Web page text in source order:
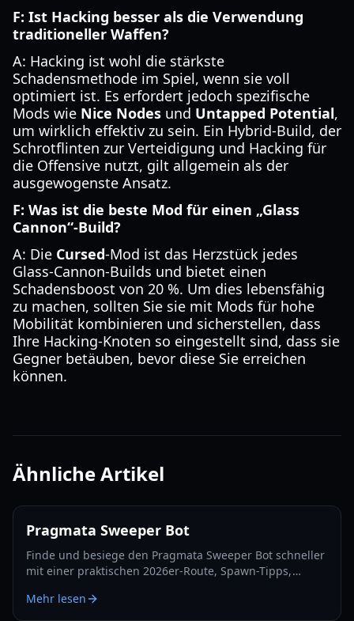
F: Ist Hacking besser als die Verwendung
traditioneller Waffen?
A: Hacking ist wohl die stärkste
Schadensmethode im Spiel, wenn sie voll
optimiert ist. Es erfordert jedoch spezifische
Mods wie Nice Nodes und Untapped Potential,
um wirklich effektiv zu sein. Ein Hybrid-Build, der
Schrotflinten zur Verteidigung und Hacking für
die Offensive nutzt, gilt allgemein als der
ausgewogenste Ansatz.
F: Was ist die beste Mod für einen „Glass
Cannon“-Build?
A: Die Cursed-Mod ist das Herzstück jedes
Glass-Cannon-Builds und bietet einen
Schadensboost von 20 %. Um dies lebensfähig
zu machen, sollten Sie sie mit Mods für hohe
Mobilität kombinieren und sicherstellen, dass
Ihre Hacking-Knoten so eingestellt sind, dass sie
Gegner betäuben, bevor diese Sie erreichen
können.
Ähnliche Artikel
Pragmata Sweeper Bot
Finde und besiege den Pragmata Sweeper Bot schneller
mit einer praktischen 2026er-Route, Spawn-Tipps,
Mehr lesen